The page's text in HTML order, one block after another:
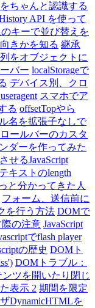
ちゃんと認識する
API を使って
キーで並び替えを
きかを知る 継承
をオブジェクトに
バー localStorageで
デバイス別、クロ
スマホでア
る offsetTopやら
名を拡張子なしで
ールバーのカスタ
ダーを作ってみた
せるJavaScript
キストのlength
と分かってきた人
フォーム、送信前に
を行う方法 DOMで
の注意 JavaScript
でflash player
の歴史 DOMト
DOMトラブル：
ンツを開いたり閉じ
表示 2 期間を限定
DynamicHTMLを